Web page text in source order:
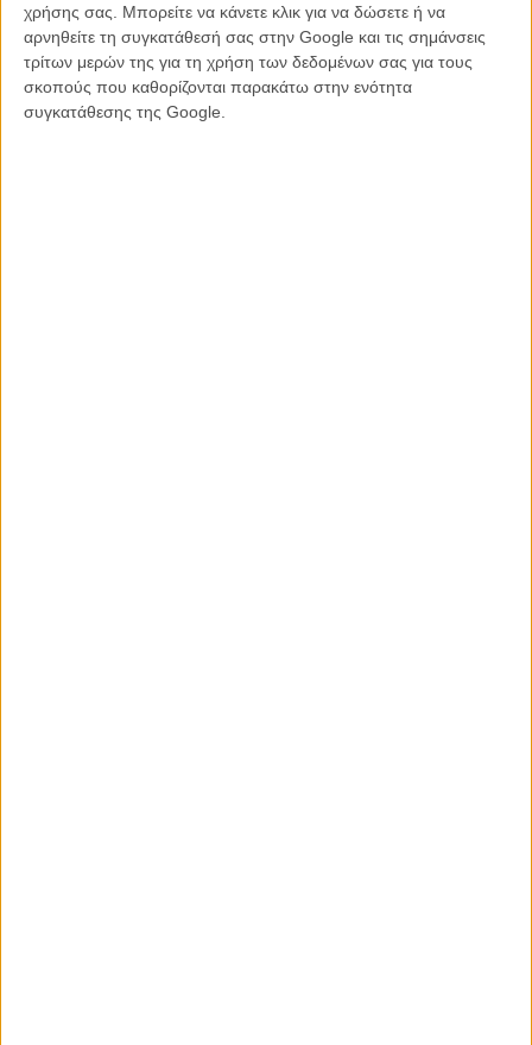
χρήσης σας. Μπορείτε να κάνετε κλικ για να δώσετε ή να
αρνηθείτε τη συγκατάθεσή σας στην Google και τις σημάνσεις
τρίτων μερών της για τη χρήση των δεδομένων σας για τους
σκοπούς που καθορίζονται παρακάτω στην ενότητα
συγκατάθεσης της Google.
He had us at hello: Ο Κάμερον Κρόου μαζεύει το τέλειο καστ για
τη νέα του ταινία
Ο Κάμερον Κρόου γράφει για τον Φίλιπ Σίμορ Χόφμαν
O Κάμερον Κρόου και ο Τζον Κιούζακ έκαναν ό,τι χρειαζόταν για
να σταματήσει το τηλεοπτικό «Say Anything»